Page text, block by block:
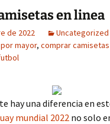
en linea
de 2022 Uncategorized
mayor, comprar
hay una diferencia en
mundial 2022 no solo